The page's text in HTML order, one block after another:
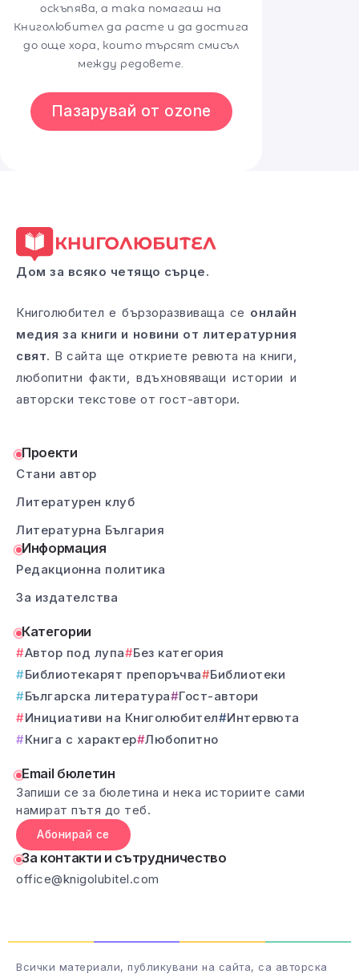
оскъпява, а така помагаш на
Книголюбител да расте и да достига
до още хора, които търсят смисъл
между редовете.
Пазарувай от ozone
Дом за всяко четящо сърце.
Книголюбител е бързоразвиваща се онлайн
медия за книги и новини от литературния
свят. В сайта ще откриете ревюта на книги,
любопитни факти, вдъхновяващи истории и
авторски текстове от гост-автори.
Проекти
Стани автор
Литературен клуб
Литературна България
Информация
Редакционна политика
За издателства
Категории
Автор под лупа
Без категория
Библиотекарят препоръчва
Библиотеки
Българска литература
Гост-автори
Инициативи на Книголюбител
Интервюта
Книга с характер Любопитно
Email бюлетин
Запиши се за бюлетина и нека историите сами
намират пътя до теб.
Абонирай се
За контакти и сътрудничество
office@knigolubitel.com
Всички материали, публикувани на сайта, са авторска